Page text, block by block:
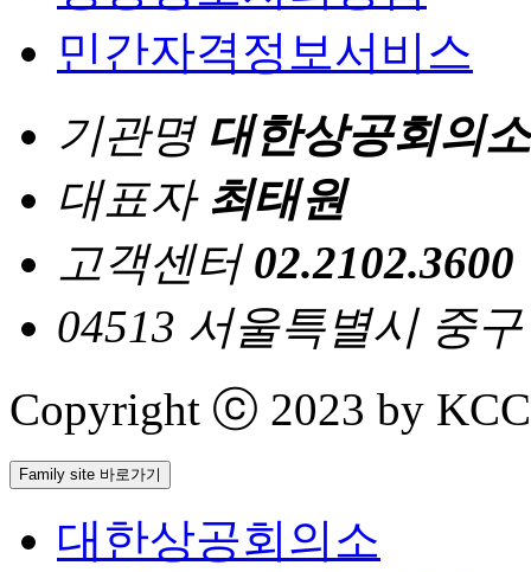
민간자격정보서비스
기관명 대한상공회의소
대표자 최태원
고객센터 02.2102.3600
04513 서울특별시 중
Copyright ⓒ 2023 by
Family site 바로가기
대한상공회의소